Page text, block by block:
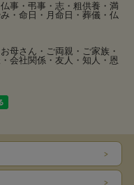
事・弔事・志・粗供養・満
・命日・月命日・葬儀・仏
母さん・ご両親・ご家族・
会社関係・友人・知人・恩